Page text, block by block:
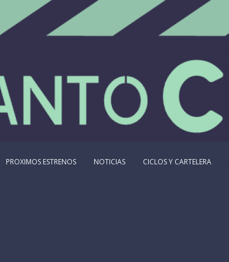
PROXIMOS ESTRENOS NOTICIAS CICLOS Y CARTELERA